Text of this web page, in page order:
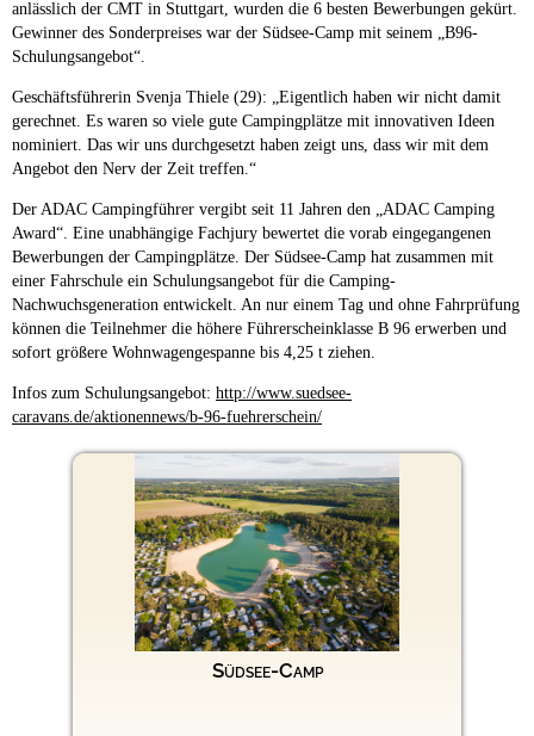
anlässlich der CMT in Stuttgart, wurden die 6 besten Bewerbungen gekürt.
Gewinner des Sonderpreises war der Südsee-Camp mit seinem „B96-
Schulungsangebot“.
Geschäftsführerin Svenja Thiele (29): „Eigentlich haben wir nicht damit
gerechnet. Es waren so viele gute Campingplätze mit innovativen Ideen
nominiert. Das wir uns durchgesetzt haben zeigt uns, dass wir mit dem
Angebot den Nerv der Zeit treffen.“
Der ADAC Campingführer vergibt seit 11 Jahren den „ADAC Camping
Award“. Eine unabhängige Fachjury bewertet die vorab eingegangenen
Bewerbungen der Campingplätze. Der Südsee-Camp hat zusammen mit
einer Fahrschule ein Schulungsangebot für die Camping-
Nachwuchsgeneration entwickelt. An nur einem Tag und ohne Fahrprüfung
können die Teilnehmer die höhere Führerscheinklasse B 96 erwerben und
sofort größere Wohnwagengespanne bis 4,25 t ziehen.
Infos zum Schulungsangebot: http://www.suedsee-
caravans.de/aktionennews/b-96-fuehrerschein/
Südsee-Camp